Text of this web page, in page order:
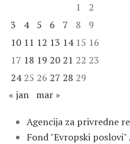
1
2
3
4 5 6 7 8
9
10 11 12 13 14 15 16
17 18 19 20 21 22 23
24 25 26 27 28 29
« jan mar »
Agencija za privredne
Fond "Evropski